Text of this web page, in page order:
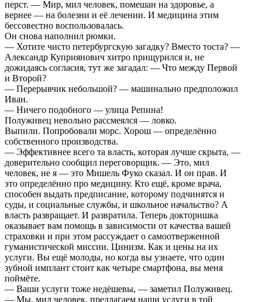
перст. — Мир, мил человек, помешан на здоровье, а
вернее — на болезни и её лечении. И медицина этим
бессовестно воспользовалась.
Он снова наполнил рюмки.
— Хотите чисто петербургскую загадку? Вместо тоста? —
Александр Куприянович хитро прищурился и, не
дожидаясь согласия, тут же загадал: — Что между Первой
и Второй?
— Перерывчик небольшой? — машинально предположил
Иван.
— Ничего подобного — улица Репина!
Полуживец невольно рассмеялся — ловко.
Выпили. Попробовали морс. Хорош — определённо
собственного производства.
— Эффективнее всего та власть, которая лучше скрыта, —
доверительно сообщил переговорщик. — Это, мил
человек, не я — это Мишель Фуко сказал. И он прав. И
это определённо про медицину. Кто ещё, кроме врача,
способен выдать предписание, которому подчинятся и
суды, и социальные службы, и школьное начальство? А
власть развращает. И развратила. Теперь докторишка
оказывает вам помощь в зависимости от качества вашей
страховки и при этом рассуждает о самоотверженной
гуманистической миссии. Цинизм. Как и цены на их
услуги. Вы ещё молоды, но когда вы узнаете, что один
зубной имплант стоит как четыре смартфона, вы меня
поймёте.
— Ваши услуги тоже недёшевы, — заметил Полуживец.
— Мы, мил человек, предлагаем наши услуги в той